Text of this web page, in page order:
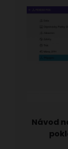
Návod